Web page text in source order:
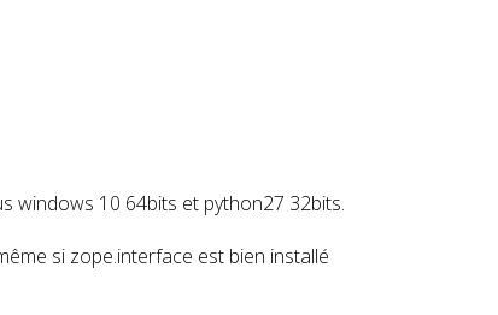
windows 10 64bits et python27 32bits.
si zope.interface est bien installé